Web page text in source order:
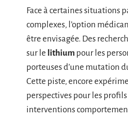
Face à certaines situations
complexes, l’option
être envisagée. Des
sur le lithium pour les
porteuses d’une mutation
Cette piste, encore
perspectives pour les
interventions